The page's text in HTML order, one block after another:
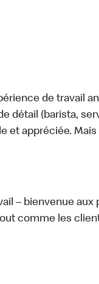
de travail
détail (barista,
et appréciée.
– bienvenue aux
comme les